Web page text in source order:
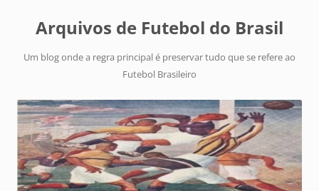
Arquivos de Futebol do Brasil
Um blog onde a regra principal é preservar tudo que se refere ao
Futebol Brasileiro